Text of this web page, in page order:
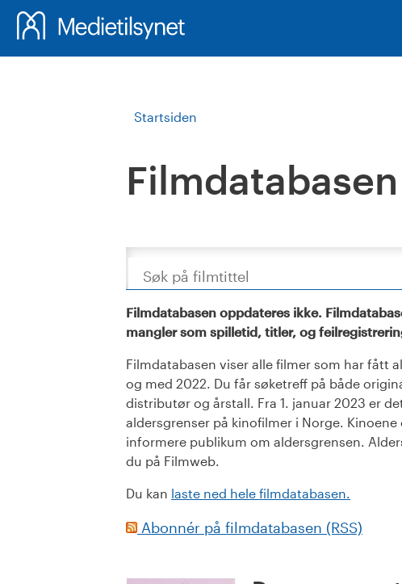
Startsiden
Søk
Filmdatabasen oppdateres ikke.
mangler som spilletid, titler, og
Filmdatabasen viser alle filmer som har fått
og med 2022. Du får søketreff på både
distributør og årstall. Fra 1. januar 2023 er
aldersgrenser på kinofilmer i Norge.
informere publikum om aldersgrensen.
du på Filmweb.
Du kan laste ned hele filmdatabasen.
Abonnér på filmdatabasen (RSS)